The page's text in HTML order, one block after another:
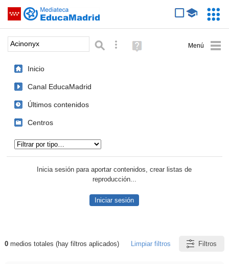
Saltar navegación
Palabra o frase: Búsqueda avanzada
Ayuda
(en
Inicio
Canal EducaMadrid
Últimos contenidos
Centros
Inicia sesión para aportar contenidos, crear listas de
reproducción...
Iniciar sesión
Resultados de: Acinonyx
0medios totales (hay filtros aplicados) Limpiar filtros Filtros